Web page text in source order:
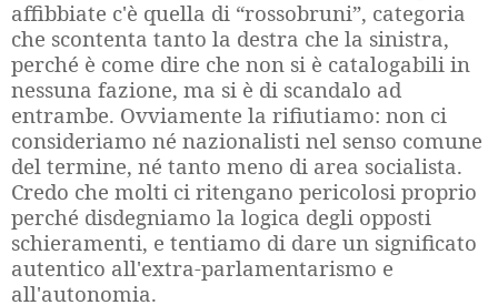
affibbiate c'è quella di “rossobruni”, categoria
che scontenta tanto la destra che la sinistra,
perché è come dire che non si è catalogabili in
nessuna fazione, ma si è di scandalo ad
entrambe. Ovviamente la rifiutiamo: non ci
consideriamo né nazionalisti nel senso comune
del termine, né tanto meno di area socialista.
Credo che molti ci ritengano pericolosi proprio
perché disdegniamo la logica degli opposti
schieramenti, e tentiamo di dare un significato
autentico all'extra-parlamentarismo e
all'autonomia.